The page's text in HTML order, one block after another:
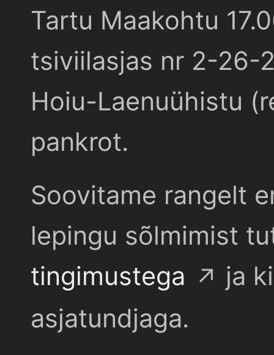
Tartu Maakohtu
tsiviilasjas nr 2-26-
Hoiu-Laenuühistu
pankrot.
Soovitame rangelt
lepingu sõlmimist
tingimustega
ja
asjatundjaga.